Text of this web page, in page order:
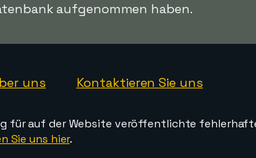
aufgenommen haben.
uns Kontaktieren Sie uns
für auf der Website veröffentlichte
Sie uns hier.